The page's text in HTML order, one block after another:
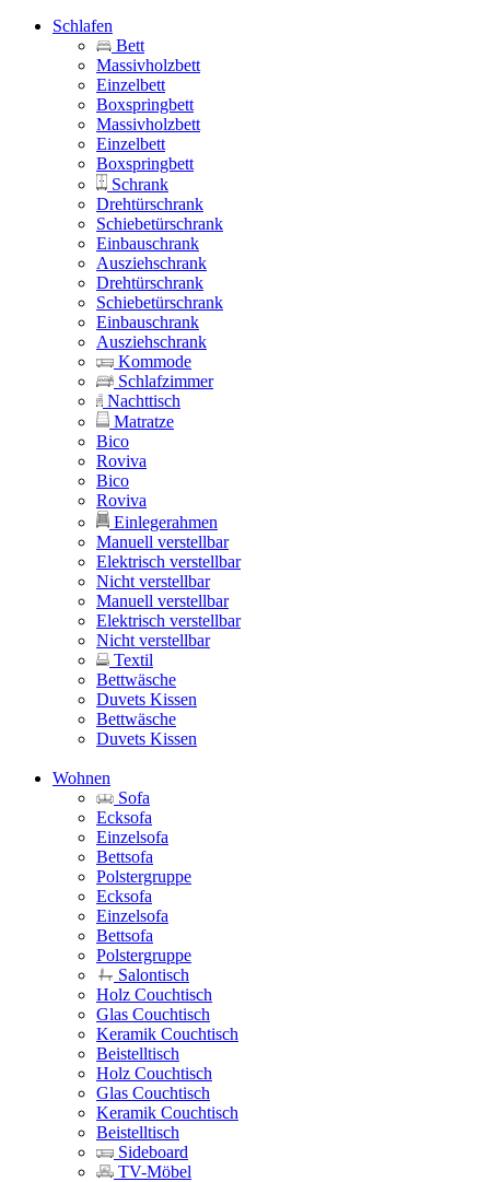
Schlafen
Bett
Massivholzbett
Einzelbett
Boxspringbett
Massivholzbett
Einzelbett
Boxspringbett
Schrank
Drehtürschrank
Schiebetürschrank
Einbauschrank
Ausziehschrank
Drehtürschrank
Schiebetürschrank
Einbauschrank
Ausziehschrank
Kommode
Schlafzimmer
Nachttisch
Matratze
Bico
Roviva
Bico
Roviva
Einlegerahmen
Manuell verstellbar
Elektrisch verstellbar
Nicht verstellbar
Manuell verstellbar
Elektrisch verstellbar
Nicht verstellbar
Textil
Bettwäsche
Duvets Kissen
Bettwäsche
Duvets Kissen
Wohnen
Sofa
Ecksofa
Einzelsofa
Bettsofa
Polstergruppe
Ecksofa
Einzelsofa
Bettsofa
Polstergruppe
Salontisch
Holz Couchtisch
Glas Couchtisch
Keramik Couchtisch
Beistelltisch
Holz Couchtisch
Glas Couchtisch
Keramik Couchtisch
Beistelltisch
Sideboard
TV-Möbel